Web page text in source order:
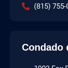
(815) 755-
Condado